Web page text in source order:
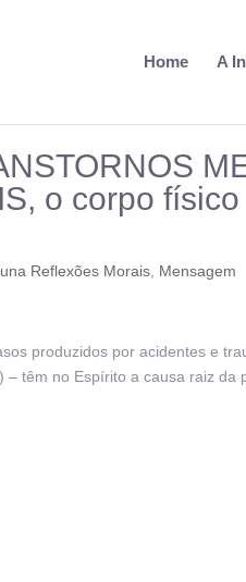
Home A
o corpo
Reflexões Morais Mensagem
produzidos por acidentes e
têm no Espírito a causa raiz da